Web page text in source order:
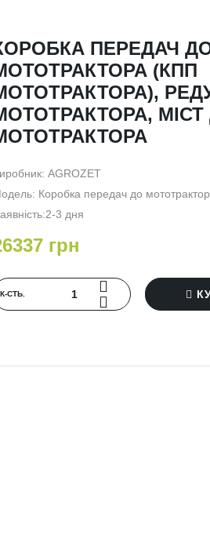
ПЕРЕДАЧ
(КПП
МІСТ
AGROZET
Коробка передач до
3 дня
грн
К‐СТЬ.